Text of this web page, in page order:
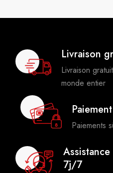
Livraison
Livraison
monde entier
Paiements
7j/7